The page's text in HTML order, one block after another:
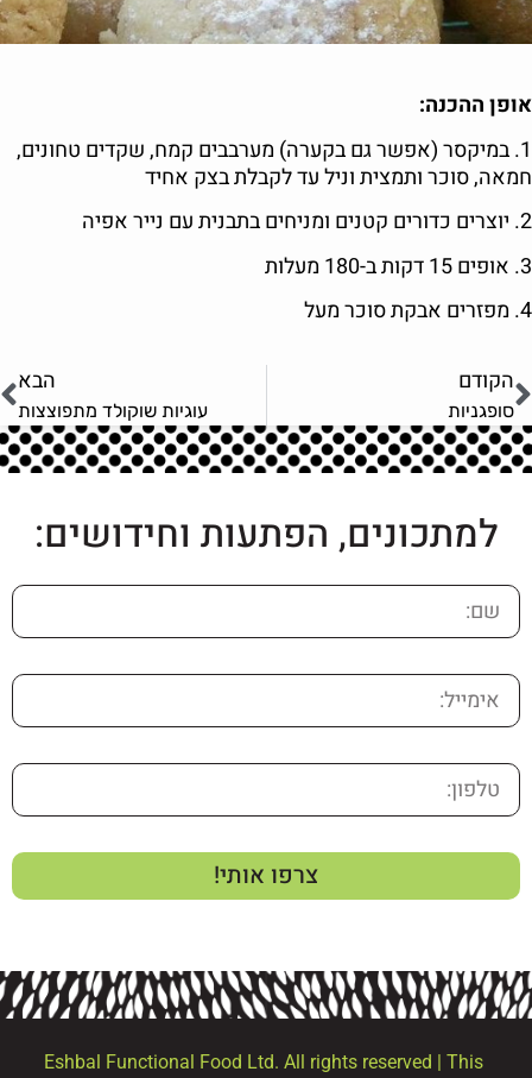
אופן ההכנה:
1. במיקסר (אפשר גם בקערה) מערבבים קמח, שקדים טחונים,
חמאה, סוכר ותמצית וניל עד לקבלת בצק אחיד
2. יוצרים כדורים קטנים ומניחים בתבנית עם נייר אפיה
3. אופים 15 דקות ב-180 מעלות
4. מפזרים אבקת סוכר מעל
הקודם
סופגניות
הבא
עוגיות שוקולד מתפוצצות
למתכונים, הפתעות וחידושים:
צרפו אותי!
Eshbal Functional Food Ltd. All rights reserved | This